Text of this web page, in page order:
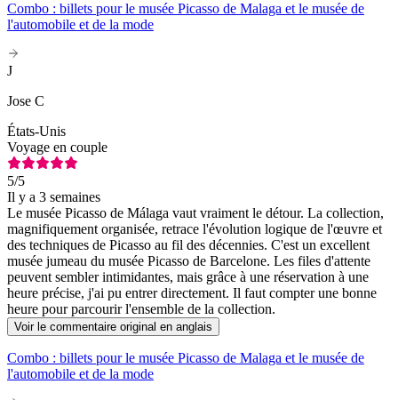
Combo : billets pour le musée Picasso de Malaga et le musée de
l'automobile et de la mode
J
Jose C
États-Unis
Voyage en couple
5/5
Il y a 3 semaines
Le musée Picasso de Málaga vaut vraiment le détour. La collection,
magnifiquement organisée, retrace l'évolution logique de l'œuvre et
des techniques de Picasso au fil des décennies. C'est un excellent
musée jumeau du musée Picasso de Barcelone. Les files d'attente
peuvent sembler intimidantes, mais grâce à une réservation à une
heure précise, j'ai pu entrer directement. Il faut compter une bonne
heure pour parcourir l'ensemble de la collection.
Voir le commentaire original en anglais
Combo : billets pour le musée Picasso de Malaga et le musée de
l'automobile et de la mode